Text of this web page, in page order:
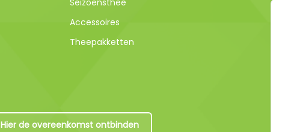
Seizoensthee
Accessoires
Theepakketten
Hier de overeenkomst ontbinden